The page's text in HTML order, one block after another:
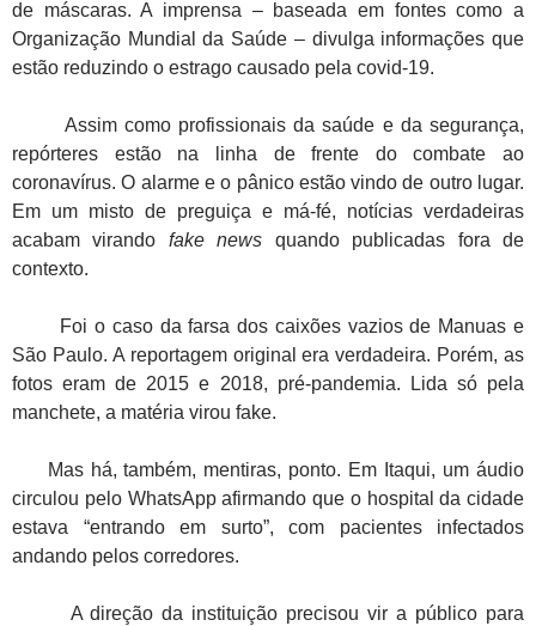
de máscaras. A imprensa – baseada em fontes como a
Organização Mundial da Saúde – divulga informações que
estão reduzindo o estrago causado pela covid-19.
Assim como profissionais da saúde e da segurança,
repórteres estão na linha de frente do combate ao
coronavírus. O alarme e o pânico estão vindo de outro lugar.
Em um misto de preguiça e má-fé, notícias verdadeiras
acabam virando fake news quando publicadas fora de
contexto.
Foi o caso da farsa dos caixões vazios de Manuas e
São Paulo. A reportagem original era verdadeira. Porém, as
fotos eram de 2015 e 2018, pré-pandemia. Lida só pela
manchete, a matéria virou fake.
Mas há, também, mentiras, ponto. Em Itaqui, um áudio
circulou pelo WhatsApp afirmando que o hospital da cidade
estava “entrando em surto”, com pacientes infectados
andando pelos corredores.
A direção da instituição precisou vir a público para